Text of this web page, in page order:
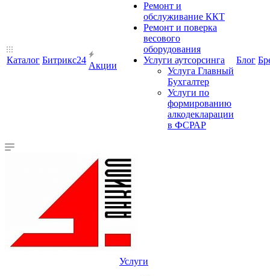
Каталог Битрикс24
Акции
Ремонт и
обслуживание ККТ
Ремонт и поверка
весового
оборудования
Услуги аутсорсинга
Услуга Главный
Бухгалтер
Услуги по
формированию
алкодекларации
в ФСРАР
Блог
Услуги